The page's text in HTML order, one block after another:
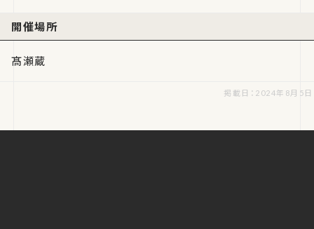
開催場所
髙瀬蔵
掲載日：2024年8月5日